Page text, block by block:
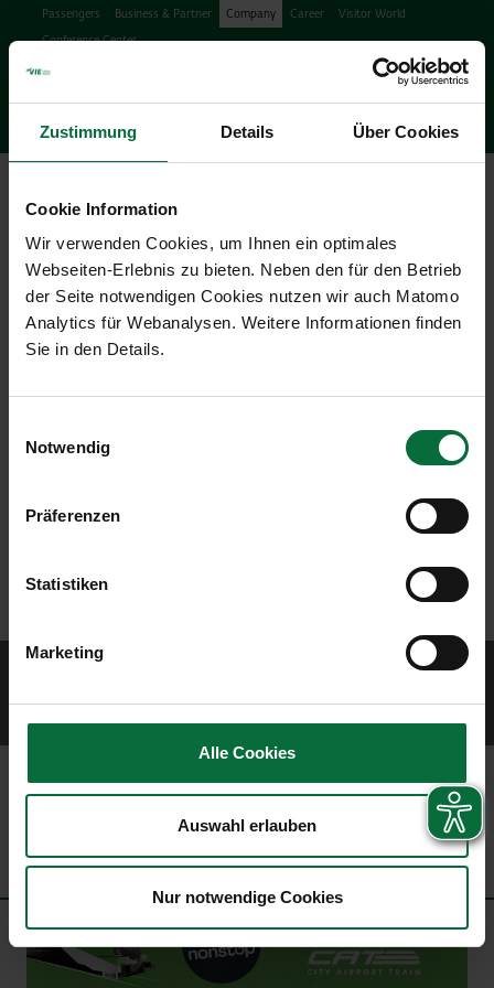
Zustimmung Details Über Cookies
Cookie Information
Wir verwenden Cookies, um Ihnen ein optimales
Webseiten-Erlebnis zu bieten. Neben den für den Betrieb
der Seite notwendigen Cookies nutzen wir auch Matomo
Analytics für Webanalysen. Weitere Informationen finden
Sie in den Details.
Notwendig
Präferenzen
Statistiken
Marketing
Alle Cookies
Auswahl erlauben
Nur notwendige Cookies
Passengers Business & Partner Company Career
Visitor World
Conference Center
Search
search
FacebookInstagram
Podcast
X Youtube
Press Releases & News